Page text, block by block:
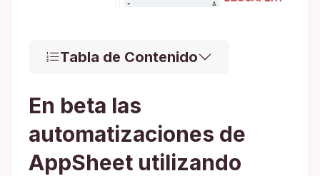
Tabla de Contenido
En beta las
automatizaciones de
AppSheet utilizando